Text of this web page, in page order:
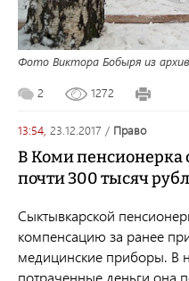
Фото Виктора Бобыря из
2 1272
13:54, 23.12.2017 / право
В Коми
почти 300 тысяч
Сыктывкарской
компенсацию за ранее
медицинские приборы. В
потраченные деньги она